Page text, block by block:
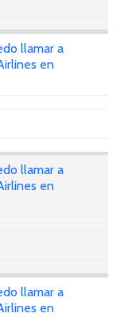
llamar a
en
llamar a
en
llamar a
en